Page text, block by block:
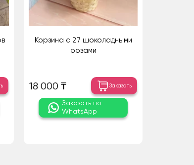
Корзина с 27 шоколадными
розами
18 000 ₸ Заказать
Заказать по
WhatsApp